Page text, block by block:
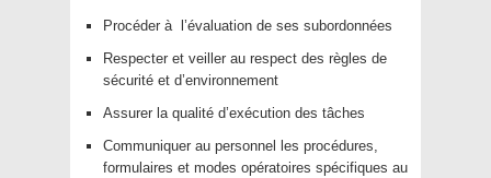
Procéder à l’évaluation de ses subordonnées
Respecter et veiller au respect des règles de
sécurité et d’environnement
Assurer la qualité d’exécution des tâches
Communiquer au personnel les procédures,
formulaires et modes opératoires spécifiques au